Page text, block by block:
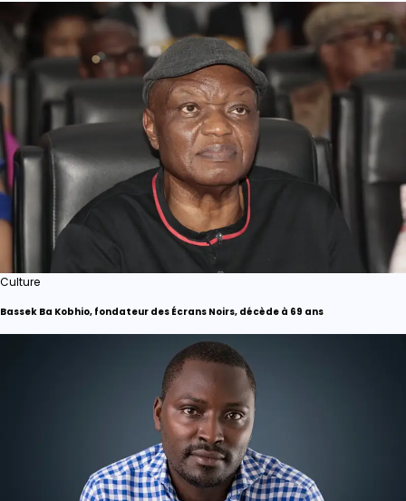
Culture
Bassek Ba Kobhio, fondateur des Écrans Noirs, décède à 69 ans